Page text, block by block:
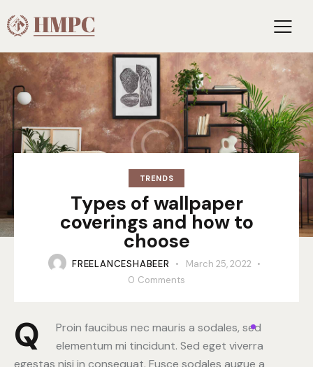
TRENDS
Types of wallpaper
coverings and how to
choose
FREELANCESHABEER
March 25, 2022
0 Comments
Q
Proin faucibus nec mauris a sodales, sed
elementum mi tincidunt. Sed eget viverra
egestas nisi in consequat. Fusce sodales augue a